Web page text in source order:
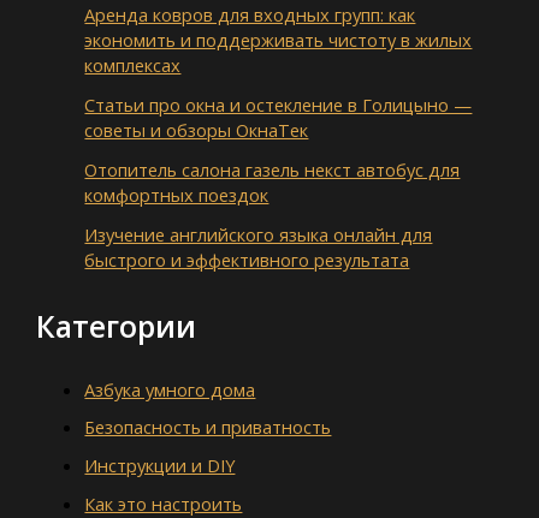
Аренда ковров для входных групп: как
экономить и поддерживать чистоту в жилых
комплексах
Статьи про окна и остекление в Голицыно —
советы и обзоры ОкнаТек
Отопитель салона газель некст автобус для
комфортных поездок
Изучение английского языка онлайн для
быстрого и эффективного результата
Категории
Азбука умного дома
Безопасность и приватность
Инструкции и DIY
Как это настроить